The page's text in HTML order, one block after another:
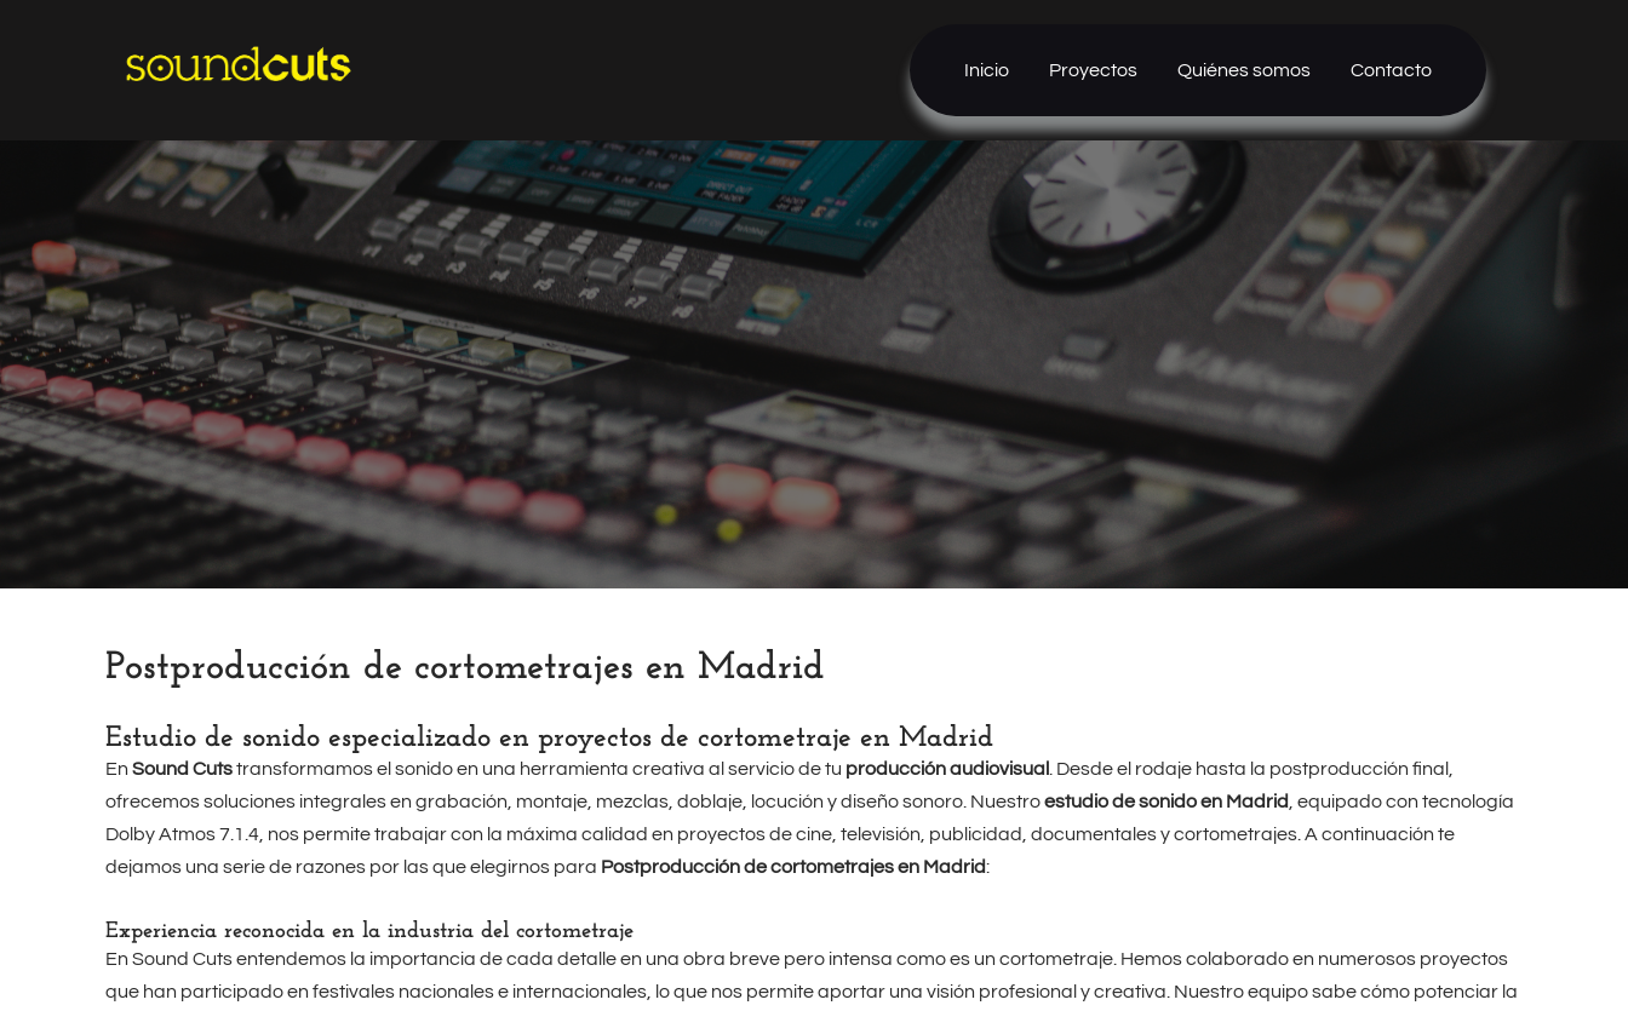
Inicio Proyectos Quiénes somos Contacto
Postproducción de cortometrajes en Madrid
Estudio de sonido especializado en proyectos de cortometraje en Madrid
En Sound Cutstransformamos el sonido en una herramienta creativa al servicio de tu producción audiovisual
. Desde el rodaje hasta la postproducción final,
ofrecemos soluciones integrales en grabación, montaje, mezclas, doblaje, locución y diseño sonoro. Nuestroestudio de sonido en Madrid , equipado con tecnología
Dolby Atmos 7.1.4, nos permite trabajar con la máxima calidad en proyectos de cine, televisión, publicidad, documentales y cortometrajes. A continuación te
dejamos una serie de razones por las que elegirnos para Postproducción de cortometrajes en Madrid:
Experiencia reconocida en la industria del cortometraje
En Sound Cuts entendemos la importancia de cada detalle en una obra breve pero intensa como es un cortometraje. Hemos colaborado en numerosos proyectos
que han participado en festivales nacionales e internacionales, lo que nos permite aportar una visión profesional y creativa. Nuestro equipo sabe cómo potenciar la